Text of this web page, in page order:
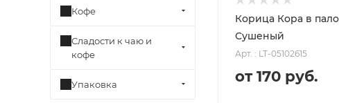
260P
1 260P
Корица Кора в
Сушеный
Арт. : LT-05102615
от 170 руб.
Кофе
Сладости к чаю и
кофе
Упаковка